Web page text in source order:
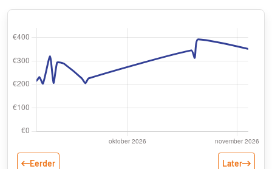
Eerder Later